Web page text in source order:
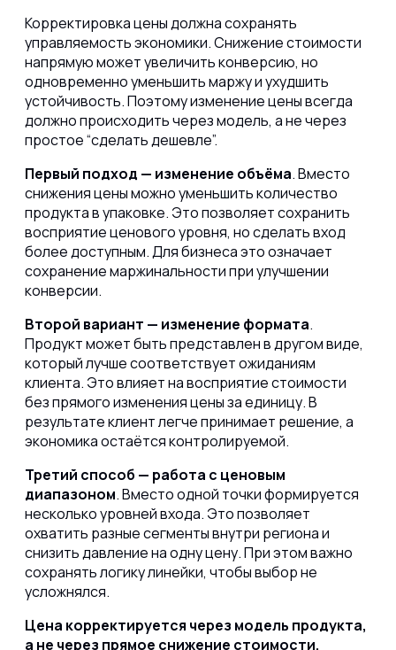
Корректировка цены должна сохранять
управляемость экономики. Снижение стоимости
напрямую может увеличить конверсию, но
одновременно уменьшить маржу и ухудшить
устойчивость. Поэтому изменение цены всегда
должно происходить через модель, а не через
простое “сделать дешевле”.
Первый подход — изменение объёма. Вместо
снижения цены можно уменьшить количество
продукта в упаковке. Это позволяет сохранить
восприятие ценового уровня, но сделать вход
более доступным. Для бизнеса это означает
сохранение маржинальности при улучшении
конверсии.
Второй вариант — изменение формата.
Продукт может быть представлен в другом виде,
который лучше соответствует ожиданиям
клиента. Это влияет на восприятие стоимости
без прямого изменения цены за единицу. В
результате клиент легче принимает решение, а
экономика остаётся контролируемой.
Третий способ — работа с ценовым
диапазоном. Вместо одной точки формируется
несколько уровней входа. Это позволяет
охватить разные сегменты внутри региона и
снизить давление на одну цену. При этом важно
сохранять логику линейки, чтобы выбор не
усложнялся.
Цена корректируется через модель продукта,
а не через прямое снижение стоимости.